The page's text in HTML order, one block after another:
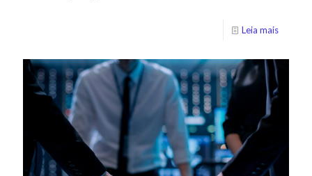
Leia mais